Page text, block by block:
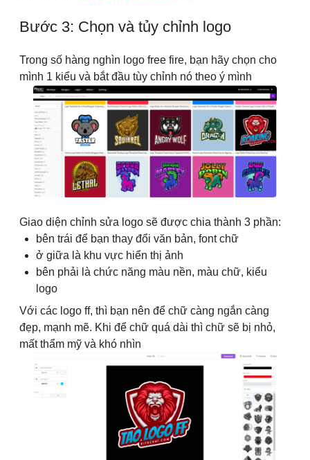
Bước 3: Chọn và tủy chỉnh logo
Trong số hàng nghìn logo free fire, bạn hãy chọn cho
mình 1 kiểu và bắt đầu tùy chỉnh nó theo ý mình
Giao diện chỉnh sửa logo sẽ được chia thành 3 phần:
bên trái để bạn thay đổi văn bản, font chữ
ở giữa là khu vực hiển thị ảnh
bên phải là chức năng màu nền, màu chữ, kiểu
logo
Với các logo ff, thì bạn nên để chữ càng ngắn càng
đẹp, mạnh mẽ. Khi để chữ quá dài thì chữ sẽ bị nhỏ,
mất thẩm mỹ và khó nhìn